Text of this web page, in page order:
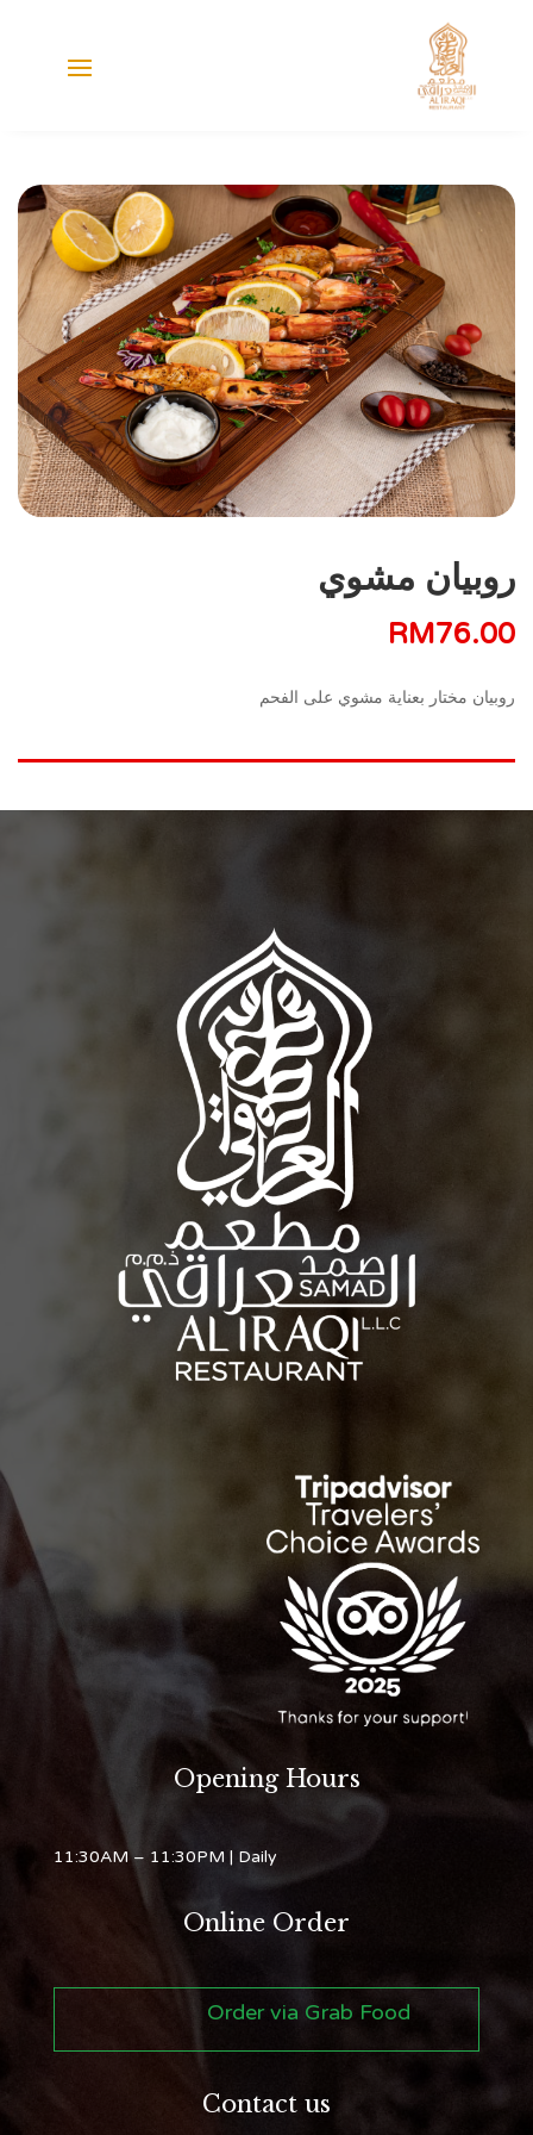
روبيان مشوي
RM76.00
روبيان مختار بعناية مشوي على الفحم
Opening Hours
11:30AM – 11:30PM | Daily
Online Order
Order via Grab Food
Contact us